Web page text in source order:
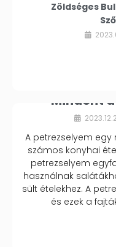
Zöldséges
Mindent
A petrezselyem egy
számos konyhai
petrezselyem
használnak
sült ételekhez. A
és ezek a